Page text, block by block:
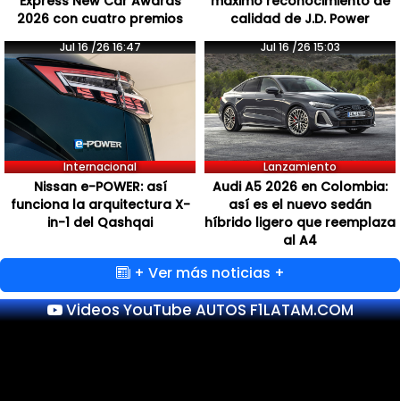
2026 con cuatro premios
calidad de J.D. Power
Jul 16 /26 16:47
Internacional
Nissan e-POWER: así
funciona la arquitectura X-
in-1 del Qashqai
Jul 16 /26 15:03
Lanzamiento
Audi A5 2026 en Colombia:
así es el nuevo sedán
híbrido ligero que reemplaza
al A4
+ Ver más noticias +
Videos YouTube AUTOS F1LATAM.COM